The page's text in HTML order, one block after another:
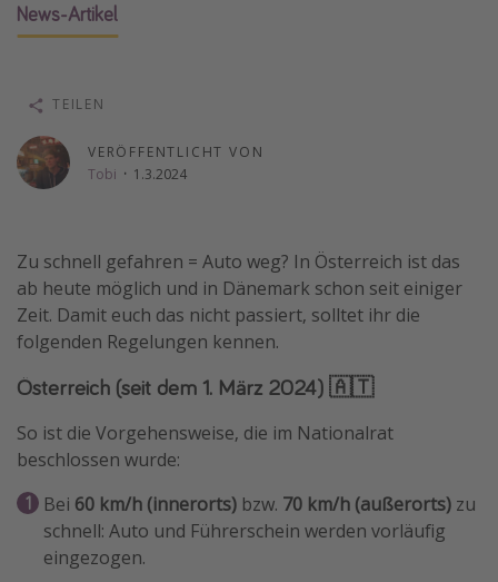
Reisethemen
Wellnessurlaub
Disneyland Paris
Roadtrips
Strandurlaub
Gruppenreisen
Hotels in Hamburg
Hotels in Amsterdam
Hotels am Achensee
Weitere Themen
Reise Journal
Familienurlaub in der Türkei
News-Artikel
VERÖFFENTLICHT VON
Tobi · 1.3.2024
TEILEN
Zu schnell gefahren = Auto weg? In Österreich ist das
ab heute möglich und in Dänemark schon seit einiger
Zeit. Damit euch das nicht passiert, solltet ihr die
folgenden Regelungen kennen.
Österreich (seit dem 1. März 2024) 🇦🇹
So ist die Vorgehensweise, die im Nationalrat
beschlossen wurde:
Bei 60 km/h (innerorts) bzw. 70 km/h (außerorts) zu
schnell: Auto und Führerschein werden vorläufig
eingezogen.